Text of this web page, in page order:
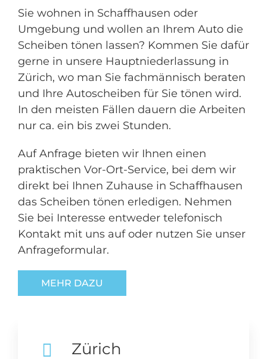
Sie wohnen in Schaffhausen oder
Umgebung und wollen an Ihrem Auto die
Scheiben tönen lassen? Kommen Sie dafür
gerne in unsere Hauptniederlassung in
Zürich, wo man Sie fachmännisch beraten
und Ihre Autoscheiben für Sie tönen wird.
In den meisten Fällen dauern die Arbeiten
nur ca. ein bis zwei Stunden.
Auf Anfrage bieten wir Ihnen einen
praktischen Vor-Ort-Service, bei dem wir
direkt bei Ihnen Zuhause in Schaffhausen
das Scheiben tönen erledigen. Nehmen
Sie bei Interesse entweder telefonisch
Kontakt mit uns auf oder nutzen Sie unser
Anfrageformular.
MEHR DAZU
Zürich